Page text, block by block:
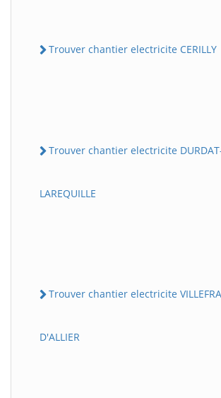
Trouver chantier electricite CERILLY
Trouver chantier electricite
LAREQUILLE
Trouver chantier electricite
D'ALLIER